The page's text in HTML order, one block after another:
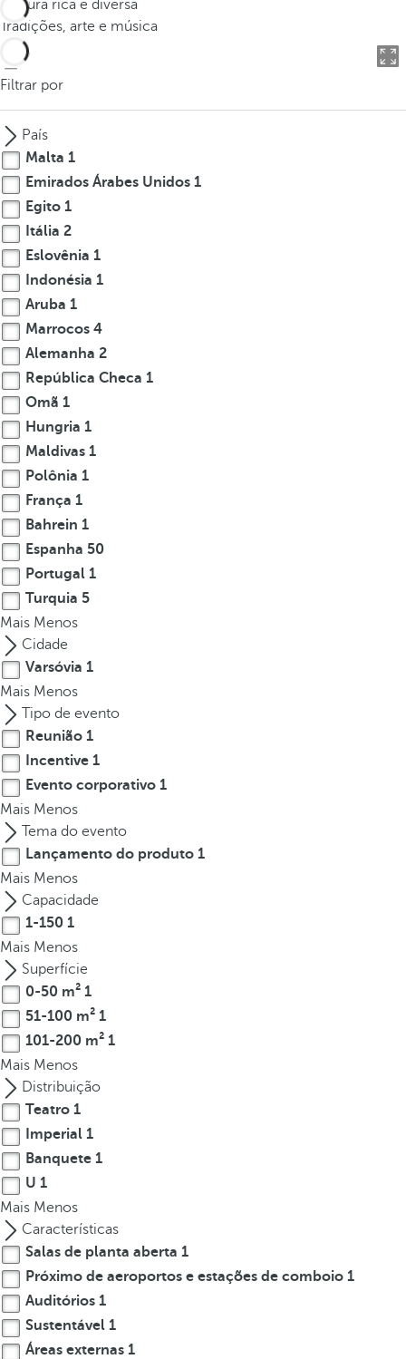
u
a
p
r
e
s
t
h
e
d
o
w
n
r
r
o
w
k
e
y
t
n
a
v
i
g
a
t
e
t
o
t
h
e
f
i
s
o
p
t
i
o
n
o
n
t
e
p
o
p
u
p
.
Cultura rica e diversa
Tradições, arte e música
Filtrar por
País
Malta 1
Emirados Árabes Unidos 1
Egito 1
Itália 2
Eslovênia 1
Indonésia 1
Aruba 1
Marrocos 4
Alemanha 2
República Checa 1
Omã 1
Hungria 1
Maldivas 1
Polônia 1
França 1
Bahrein 1
Espanha 50
Portugal 1
Turquia 5
Mais Menos
Cidade
Varsóvia 1
Mais Menos
Tipo de evento
Reunião 1
Incentive 1
Evento corporativo 1
Mais Menos
Tema do evento
Lançamento do produto 1
Mais Menos
Capacidade
1-150 1
Mais Menos
Superfície
0-50 m² 1
51-100 m² 1
101-200 m² 1
Mais Menos
Distribuição
Teatro 1
Imperial 1
Banquete 1
U 1
Mais Menos
Características
Salas de planta aberta 1
Próximo de aeroportos e estações de comboio 1
Auditórios 1
Sustentável 1
Áreas externas 1